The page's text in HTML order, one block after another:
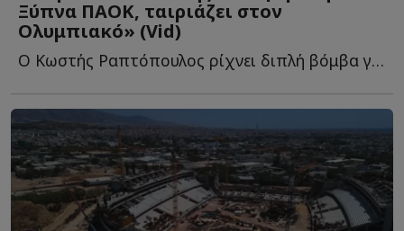
Ξύπνα ΠΑΟΚ, ταιριάζει στον
Ολυμπιακό» (Vid)
Ο Κωστής Ραπτόπουλος ρίχνει διπλή βόμβα για τον Φώτη Ι...